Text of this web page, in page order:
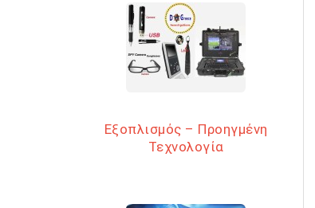
Εξοπλισμός – Προηγμένη
Τεχνολογία